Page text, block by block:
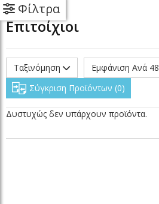
Φίλτρα
Επιτοίχιοι
Ταξινόμηση
Εμφάνιση Ανά 48
Σύγκριση Προϊόντων 0
Δυστυχώς δεν υπάρχουν προϊόντα.